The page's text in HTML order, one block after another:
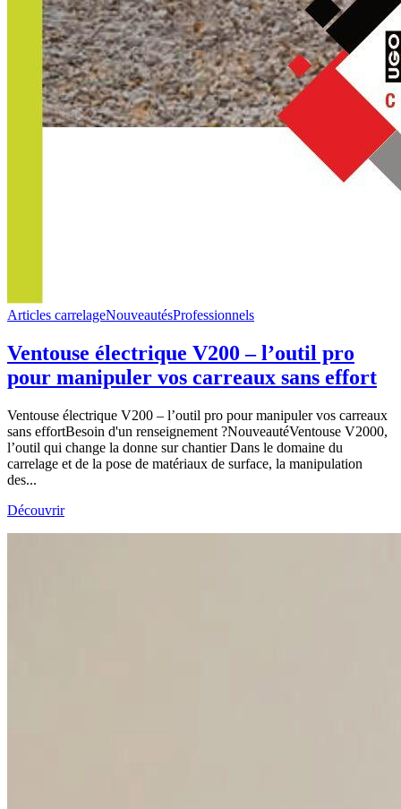
Articles carrelageNouveautésProfessionnels
Ventouse électrique V200 – l’outil pro
pour manipuler vos carreaux sans effort
Ventouse électrique V200 – l’outil pro pour manipuler vos carreaux
sans effortBesoin d'un renseignement ?NouveautéVentouse V2000,
l’outil qui change la donne sur chantier Dans le domaine du
carrelage et de la pose de matériaux de surface, la manipulation
des...
Découvrir